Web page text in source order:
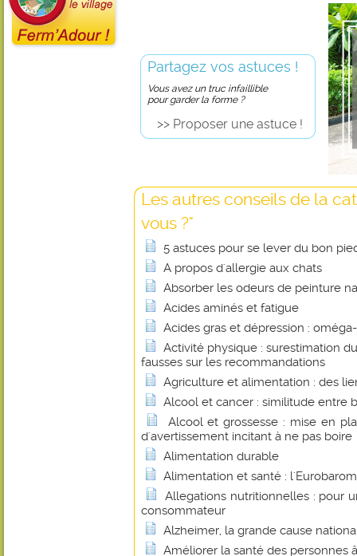
Partagez vos astuces !
Vous avez un truc infaillible
pour garder la forme ?
>> Proposer une astuce !
Les autres conseils de la
vous ?"
5 astuces pour se lever du bon
A propos d'allergie aux chats
Absorber les odeurs de peinture
Acides aminés et fatigue
Acides gras et dépression :
Activité physique : surestimation
fausses sur les recommandations
Agriculture et alimentation : des
Alcool et cancer : similitude entre
Alcool et grossesse : mise en
d'avertissement incitant à ne pas boire
Alimentation durable
Alimentation et santé :
Allegations nutritionnelles : pour
consommateur
Alzheimer, la grande cause
Améliorer la santé des personnes